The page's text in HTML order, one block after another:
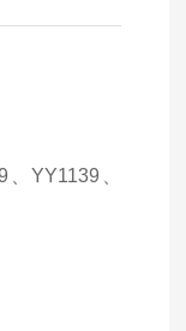
YY1139、